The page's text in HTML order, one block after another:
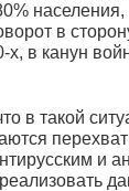
населения,
в
х, в канун
в такой
и